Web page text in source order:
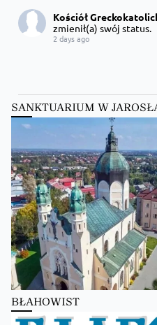
Kościół
zmienił(a) swój status.
2 days ago
Kościół
zmienił(a) swój status.
SANKTUARIUM W
BŁAHOWIST